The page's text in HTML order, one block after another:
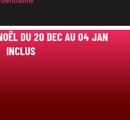
DU 20 DEC AU 04 JAN
INCLUS